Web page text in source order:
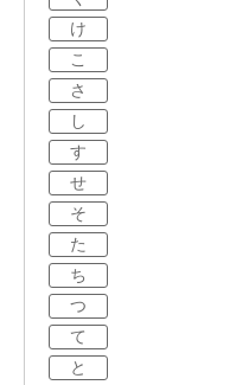
け
こ
さ
し
す
せ
そ
た
ち
つ
て
と